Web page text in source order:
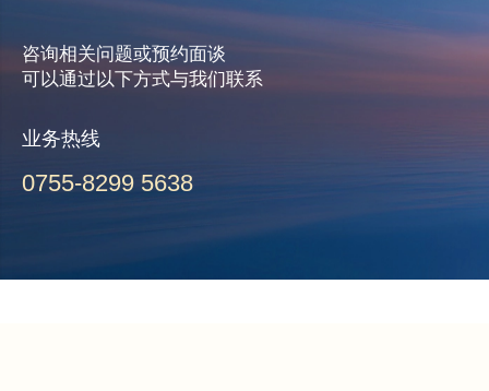
咨询相关问题或预约面谈
可以通过以下方式与我们联系
业务热线
0755-8299 5638